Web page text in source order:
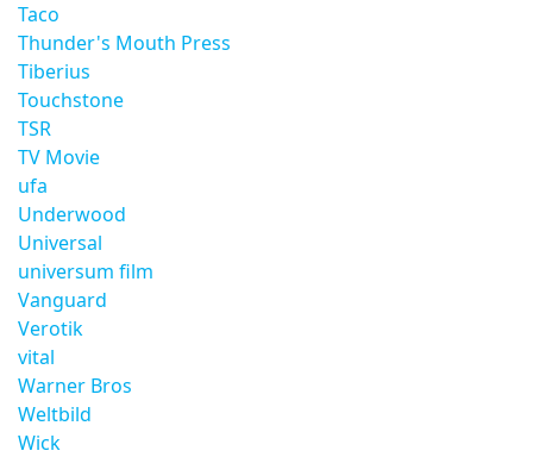
Taco
Thunder's Mouth Press
Tiberius
Touchstone
TSR
TV Movie
ufa
Underwood
Universal
universum film
Vanguard
Verotik
vital
Warner Bros
Weltbild
Wick